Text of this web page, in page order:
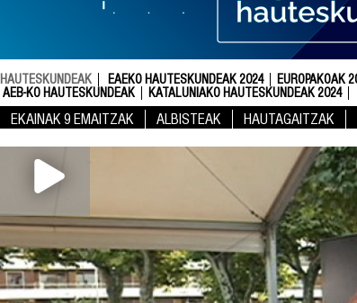
HAUTESKUNDEAK EAEKO HAUTESKUNDEAK 2024 EUROPAKOAK
AEB-KO HAUTESKUNDEAK
KATALUNIAKO HAUTESKUNDEAK 2024
EKAINAK 9 EMAITZAK ALBISTEAK HAUTAGAITZAK